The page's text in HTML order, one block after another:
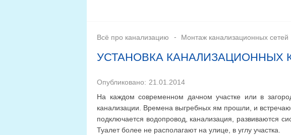
Всё про канализацию Монтаж канализационных сетей
УСТАНОВКА КАНАЛИЗАЦИОННЫХ
Опубликовано: 21.01.2014
На каждом современном дачном участке или в
канализации. Времена выгребных ям прошли, и
подключается водопровод, канализация, развиваются
Туалет более не располагают на улице, в углу участка.